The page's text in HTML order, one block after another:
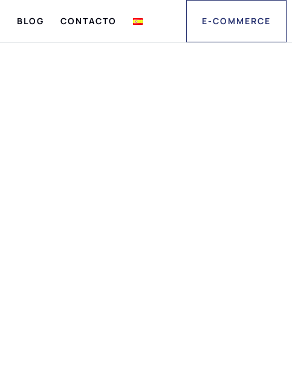
BLOG CONTACTO E-COMMERCE